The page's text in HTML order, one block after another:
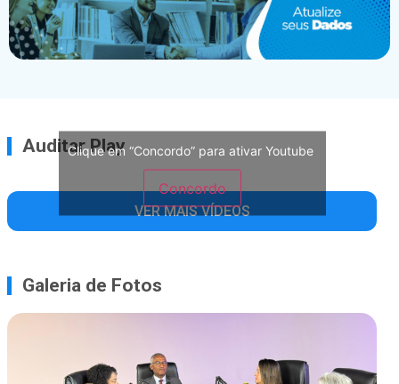
Auditar Play
Clique em “Concordo” para ativar Youtube
Concordo
VER MAIS VÍDEOS
Galeria de Fotos